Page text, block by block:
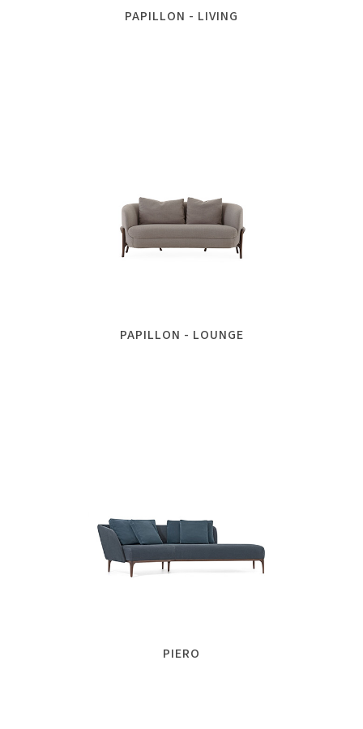
PAPILLON - LIVING
PAPILLON - LOUNGE
PIERO